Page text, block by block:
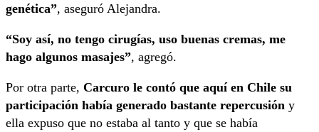
genética”, aseguró Alejandra.
“Soy así, no tengo cirugías, uso buenas cremas, me
hago algunos masajes”, agregó.
Por otra parte, Carcuro le contó que aquí en Chile su
participación había generado bastante repercusión y
ella expuso que no estaba al tanto y que se había